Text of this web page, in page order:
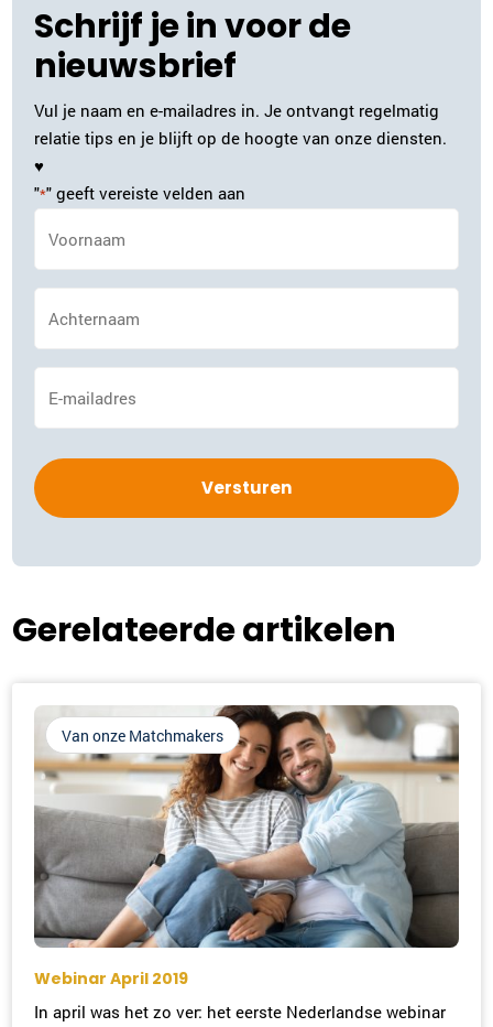
Schrijf je in voor de
nieuwsbrief
Vul je naam en e-mailadres in. Je ontvangt regelmatig
relatie tips en je blijft op de hoogte van onze diensten.
♥
"*" geeft vereiste velden aan
mailadres
Gerelateerde artikelen
Van onze Matchmakers
Webinar April 2019
In april was het zo ver: het eerste Nederlandse webinar